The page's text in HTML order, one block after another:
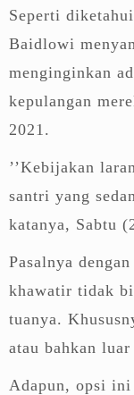
Seperti
Baidlowi
menginginkan
kepulangan
2021.
’’Kebijakan
santri yang
katanya, Sabtu
Pasalnya
khawatir tidak
tuanya.
atau bahkan
Adapun, opsi